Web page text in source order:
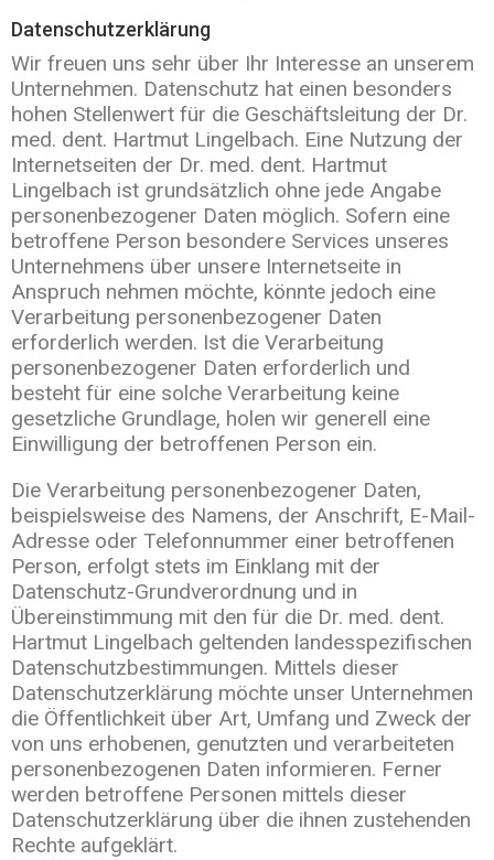
Datenschutzerklärung
Wir freuen uns sehr über Ihr Interesse an unserem
Unternehmen. Datenschutz hat einen besonders
hohen Stellenwert für die Geschäftsleitung der Dr.
med. dent. Hartmut Lingelbach. Eine Nutzung der
Internetseiten der Dr. med. dent. Hartmut
Lingelbach ist grundsätzlich ohne jede Angabe
personenbezogener Daten möglich. Sofern eine
betroffene Person besondere Services unseres
Unternehmens über unsere Internetseite in
Anspruch nehmen möchte, könnte jedoch eine
Verarbeitung personenbezogener Daten
erforderlich werden. Ist die Verarbeitung
personenbezogener Daten erforderlich und
besteht für eine solche Verarbeitung keine
gesetzliche Grundlage, holen wir generell eine
Einwilligung der betroffenen Person ein.
Die Verarbeitung personenbezogener Daten,
beispielsweise des Namens, der Anschrift, E-Mail-
Adresse oder Telefonnummer einer betroffenen
Person, erfolgt stets im Einklang mit der
Datenschutz-Grundverordnung und in
Übereinstimmung mit den für die Dr. med. dent.
Hartmut Lingelbach geltenden landesspezifischen
Datenschutzbestimmungen. Mittels dieser
Datenschutzerklärung möchte unser Unternehmen
die Öffentlichkeit über Art, Umfang und Zweck der
von uns erhobenen, genutzten und verarbeiteten
personenbezogenen Daten informieren. Ferner
werden betroffene Personen mittels dieser
Datenschutzerklärung über die ihnen zustehenden
Rechte aufgeklärt.